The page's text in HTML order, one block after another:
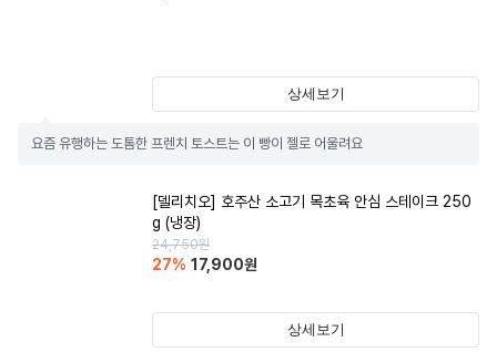
상세보기
요즘 유행하는 도톰한 프렌치 토스트는 이 빵이 젤로 어울려요
[델리치오] 호주산 소고기 목초육 안심 스테이크 250
g (냉장)
24,750원
27% 17,900원
상세보기